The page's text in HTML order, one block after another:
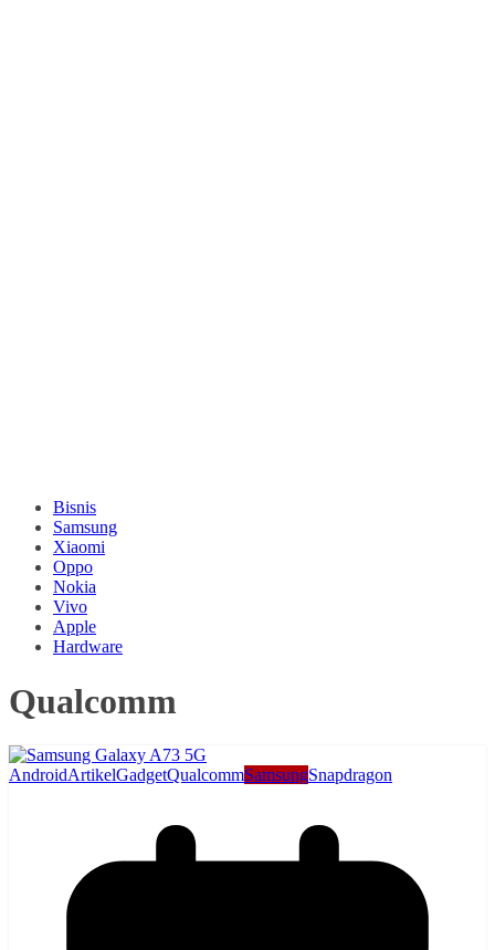
Bisnis
Samsung
Xiaomi
Oppo
Nokia
Vivo
Apple
Hardware
Qualcomm
AndroidArtikelGadgetQualcommSamsungSnapdragon